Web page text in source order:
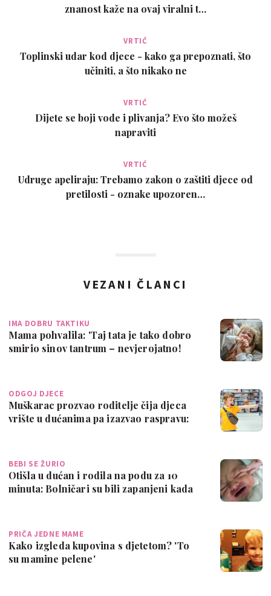
znanost kaže na ovaj viralni t…
VRTIĆ
Toplinski udar kod djece - kako ga prepoznati, što
učiniti, a što nikako ne
VRTIĆ
Dijete se boji vode i plivanja? Evo što možeš
napraviti
VRTIĆ
Udruge apeliraju: Trebamo zakon o zaštiti djece od
pretilosti - oznake upozoren…
VEZANI ČLANCI
IMA DOBRU TAKTIKU
Mama pohvalila: 'Taj tata je tako dobro
smirio sinov tantrum – nevjerojatno!
ODGOJ DJECE
Muškarac prozvao roditelje čija djeca
vrište u dućanima pa izazvao raspravu:
BEBI SE ŽURIO
Otišla u dućan i rodila na podu za 10
minuta: Bolničari su bili zapanjeni kada
PRIČA JEDNE MAME
Kako izgleda kupovina s djetetom? 'To
su mamine pelene'